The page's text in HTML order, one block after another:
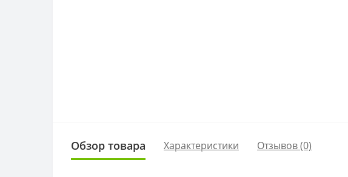
Обзор товара Характеристики Отзывов (0)